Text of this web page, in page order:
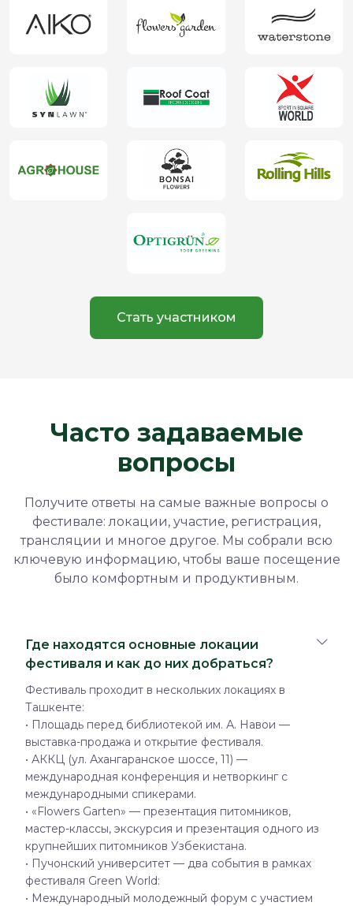
Стать участником
Часто задаваемые
вопросы
Получите ответы на самые важные вопросы о
фестивале: локации, участие, регистрация,
трансляции и многое другое. Мы собрали всю
ключевую информацию, чтобы ваше посещение
было комфортным и продуктивным.
Где находятся основные локации
фестиваля и как до них добраться?
Фестиваль проходит в нескольких локациях в
Ташкенте:
• Площадь перед библиотекой им. А. Навои —
выставка-продажа и открытие фестиваля.
• АККЦ (ул. Ахангаранское шоссе, 11) —
международная конференция и нетворкинг с
международными спикерами.
• «Flowers Garten» — презентация питомников,
мастер-классы, экскурсия и презентация одного из
крупнейших питомников Узбекистана.
• Пучонский университет — два события в рамках
фестиваля Green World:
• Международный молодежный форум с участием